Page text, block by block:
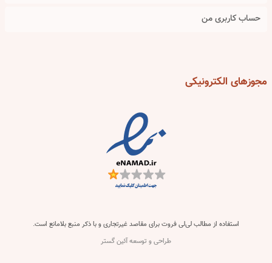
حساب کاربری من
مجوزهای الکترونیکی
استفاده از مطالب لی‌لی فروت برای مقاصد غیرتجاری و با ذکر منبع بلامانع است.
طراحی و توسعه آئین گستر